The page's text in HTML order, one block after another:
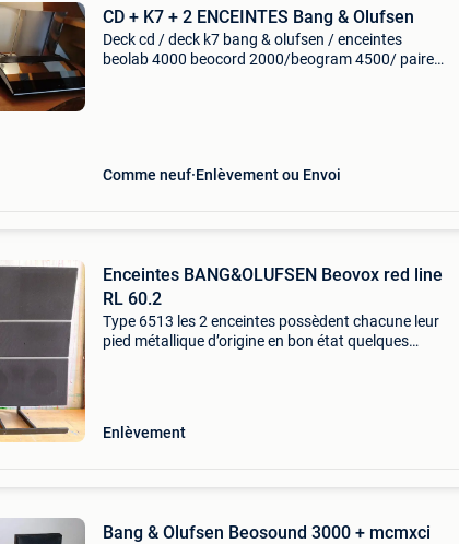
CD + K7 + 2 ENCEINTES Bang & Olufsen
Deck cd / deck k7 bang & olufsen / enceintes
beolab 4000 beocord 2000/beogram 4500/ paire
Comme neuf Enlèvement ou Envoi
Enceintes BANG&OLUFSEN Beovox red line
RL 60.2
Type 6513 les 2 enceintes possèdent chacune leur
pied métallique d’origine en bon état quelques
Enlèvement
Bang & Olufsen Beosound 3000 + mcmxci